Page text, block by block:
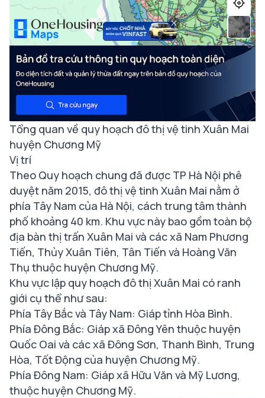
Tổng quan về quy hoạch đô thị vệ tinh Xuân Mai
huyện Chương Mỹ
Vị trí
Theo Quy hoạch chung đã được TP Hà Nội phê
duyệt năm 2015, đô thị vệ tinh Xuân Mai nằm ở
phía Tây Nam của Hà Nội, cách trung tâm thành
phố khoảng 40 km. Khu vực này bao gồm toàn bộ
địa bàn thị trấn Xuân Mai và các xã Nam Phương
Tiến, Thủy Xuân Tiên, Tân Tiến và Hoàng Văn
Thụ thuộc huyện Chương Mỹ.
Khu vực lập quy hoạch đô thị Xuân Mai có ranh
giới cụ thể như sau:
Phía Tây Bắc và Tây Nam: Giáp tỉnh Hòa Bình.
Phía Đông Bắc: Giáp xã Đông Yên thuộc huyện
Quốc Oai và các xã Đông Sơn, Thanh Bình, Trung
Hòa, Tốt Động của huyện Chương Mỹ.
Phía Đông Nam: Giáp xã Hữu Văn và Mỹ Lương,
thuộc huyện Chương Mỹ.